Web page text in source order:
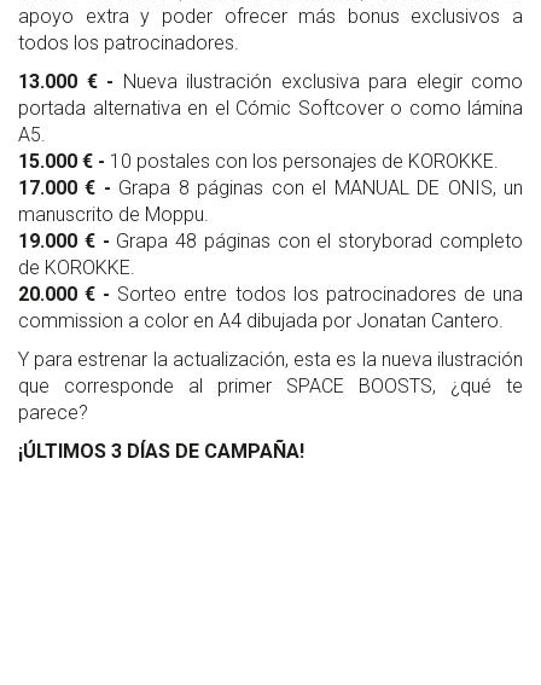
apoyo extra y poder ofrecer más bonus exclusivos a
todos los patrocinadores.
13.000 € - Nueva ilustración exclusiva para elegir como
portada alternativa en el Cómic Softcover o como lámina
A5.
15.000 € - 10 postales con los personajes de KOROKKE.
17.000 € - Grapa 8 páginas con el MANUAL DE ONIS, un
manuscrito de Moppu.
19.000 € - Grapa 48 páginas con el storyborad completo
de KOROKKE.
20.000 € - Sorteo entre todos los patrocinadores de una
commission a color en A4 dibujada por Jonatan Cantero.
Y para estrenar la actualización, esta es la nueva ilustración
que corresponde al primer SPACE BOOSTS, ¿qué te
parece?
¡ÚLTIMOS 3 DÍAS DE CAMPAÑA!